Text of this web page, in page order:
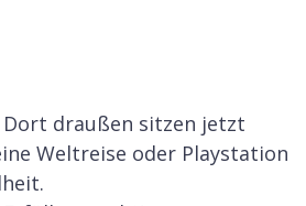
Dort draußen sitzen jetzt
Weltreise oder Playstation